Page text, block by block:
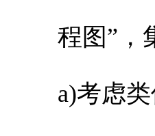
程图”，
a)考虑